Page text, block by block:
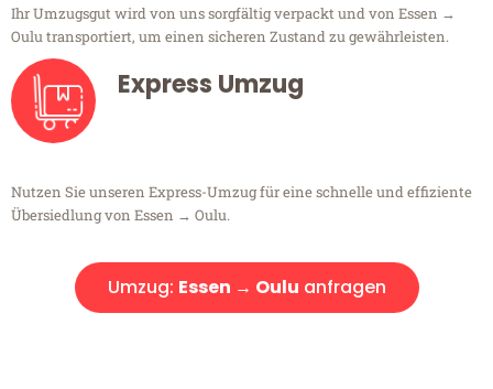
Ihr Umzugsgut wird von uns sorgfältig verpackt und von Essen →
Oulu transportiert, um einen sicheren Zustand zu gewährleisten.
Express Umzug
Nutzen Sie unseren Express-Umzug für eine schnelle und effiziente
Übersiedlung von Essen → Oulu.
Umzug: Essen → Oulu anfragen